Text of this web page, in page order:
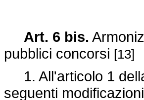
Art. 6 bis.
pubblici concorsi [13]
1. All'articolo 1
seguenti